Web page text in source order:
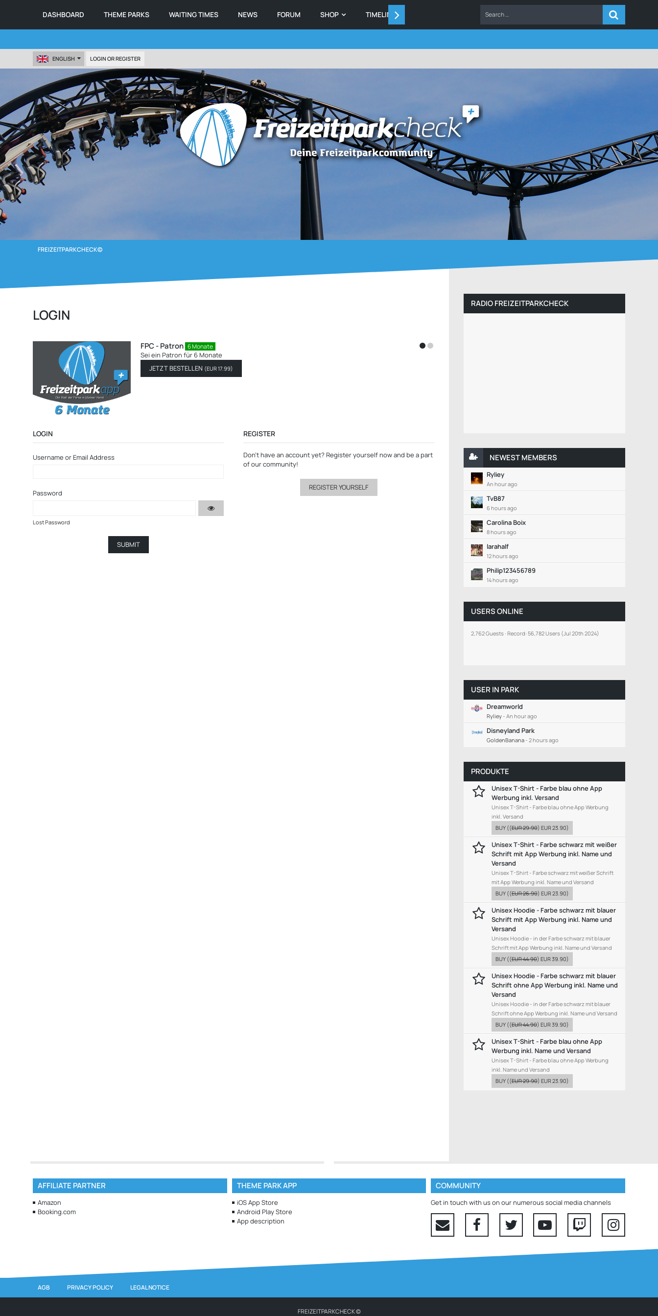
DASHBOARD THEME PARKS WAITING TIMES NEWS FORUM SHOP TIMELINE
ENGLISH LOGIN OR REGISTER
FREIZEITPARKCHECK©
LOGIN
LOGIN
Username or Email Address
Password
Lost Password
REGISTER
Don’t have an account yet? Register yourself nowand be a part
of our community!
REGISTER YOURSELF
RADIO FREIZEITPARKCHECK
NEWEST MEMBERS
Ryliey
An hour ago
TvB87
6 hours ago
Carolina Boix
8 hours ago
larahalf
12 hours ago
Philip123456789
14 hours ago
USERS ONLINE
2,762 Guests Record: 56,782 Users (Jul 20th 2024)
USER IN PARK
Dreamworld
Ryliey- An hour ago
Disneyland Park
GoldenBanana- 2 hours ago
PRODUKTE
Unisex T-Shirt - Farbe blau ohne App
Werbung inkl. Versand
Unisex T-Shirt - Farbe blau ohne App Werbung
inkl. Versand
BUY ((EUR 29.90) EUR 23.90)
Unisex T-Shirt - Farbe schwarz mit weißer
Schrift mit App Werbung inkl. Name und
Versand
Unisex T-Shirt - Farbe schwarz mit weißer Schrift
mit App Werbung inkl. Name und Versand
BUY ((EUR 26.90) EUR 23.90)
Unisex Hoodie - Farbe schwarz mit blauer
Schrift mit App Werbung inkl. Name und
Versand
Unisex Hoodie - in der Farbe schwarz mit blauer
Schrift mit App Werbung inkl. Name und Versand
BUY ((EUR 44.90) EUR 39.90)
Unisex Hoodie - Farbe schwarz mit blauer
Schrift ohne App Werbung inkl. Name und
Versand
Unisex Hoodie - in der Farbe schwarz mit blauer
Schrift ohne App Werbung inkl. Name und Versand
BUY ((EUR 44.90) EUR 39.90)
Unisex T-Shirt - Farbe blau ohne App
Werbung inkl. Name und Versand
Unisex T-Shirt - Farbe blau ohne App Werbung
inkl. Name und Versand
BUY ((EUR 29.90) EUR 23.90)
AFFILIATE PARTNER
Amazon
Booking.com
THEME PARK APP
iOS App Store
Android Play Store
App description
COMMUNITY
Get in touch with us on our numerous social media channels
AGB PRIVACY POLICY LEGAL NOTICE
FREIZEITPARKCHECK ©